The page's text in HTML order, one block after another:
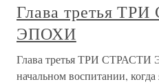
Глава третья
ЭПОХИ
Глава третья ТРИ
начальном воспитании,